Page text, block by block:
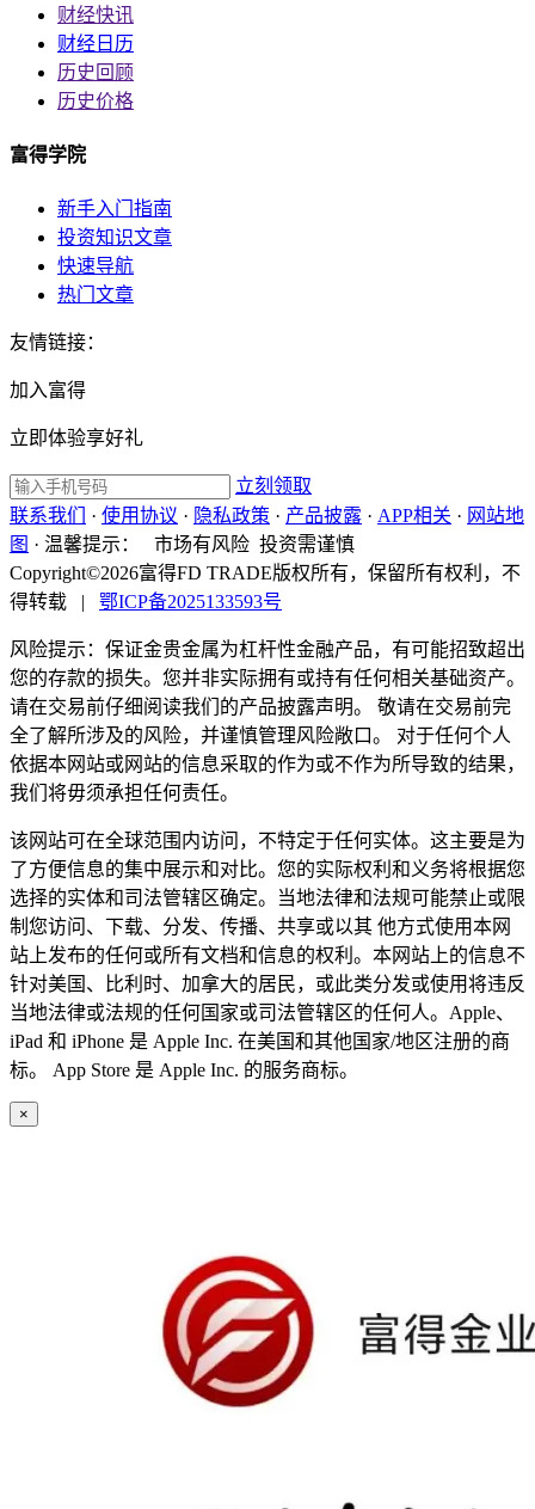
财经快讯
财经日历
历史回顾
历史价格
富得学院
新手入门指南
投资知识文章
快速导航
热门文章
友情链接：
加入富得
立即体验享好礼
立刻领取
联系我们
· 使用协议 · 隐私政策 · 产品披露 · APP相关 · 网站地
图 · 温馨提示：
市场有风险 投资需谨慎
Copyright©2026富得FD TRADE版权所有，保留所有权利，不
得转载
| 鄂ICP备2025133593号
风险提示：保证金贵金属为杠杆性金融产品，有可能招致超出
您的存款的损失。您并非实际拥有或持有任何相关基础资产。
请在交易前仔细阅读我们的产品披露声明。 敬请在交易前完
全了解所涉及的风险，并谨慎管理风险敞口。 对于任何个人
依据本网站或网站的信息采取的作为或不作为所导致的结果，
我们将毋须承担任何责任。
该网站可在全球范围内访问，不特定于任何实体。这主要是为
了方便信息的集中展示和对比。您的实际权利和义务将根据您
选择的实体和司法管辖区确定。当地法律和法规可能禁止或限
制您访问、下载、分发、传播、共享或以其 他方式使用本网
站上发布的任何或所有文档和信息的权利。本网站上的信息不
针对美国、比利时、加拿大的居民，或此类分发或使用将违反
当地法律或法规的任何国家或司法管辖区的任何人。Apple、
iPad 和 iPhone 是 Apple Inc. 在美国和其他国家/地区注册的商
标。 App Store 是 Apple Inc. 的服务商标。
×